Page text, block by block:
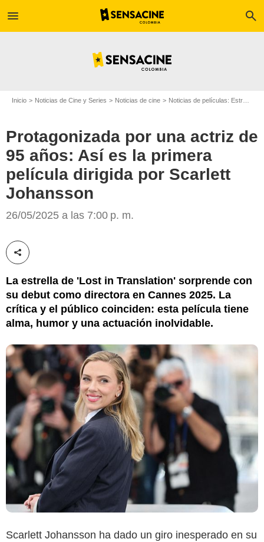
menu search
Inicio Noticias de Cine y Series Noticias de cine Noticias de películas: Estreno de película
Protagonizada por una actriz de
95 años: Así es la primera
película dirigida por Scarlett
Johansson
26/05/2025 a las 7:00 p. m.
Compartir esta noticia
La estrella de 'Lost in Translation' sorprende con
su debut como directora en Cannes 2025. La
crítica y el público coinciden: esta película tiene
alma, humor y una actuación inolvidable.
AFP
Scarlett Johansson ha dado un giro inesperado en su